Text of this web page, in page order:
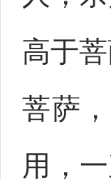
高于
菩萨
用，